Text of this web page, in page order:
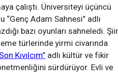
çalıştı. Üniversiteyi üçüncü
“Genç Adam Sahnesi” adlı
bazı oyunları sahneledi.
türlerinde yirmi civarında
Kıvılcım” adlı kültür ve fikir
sürdürüyor. Evli ve